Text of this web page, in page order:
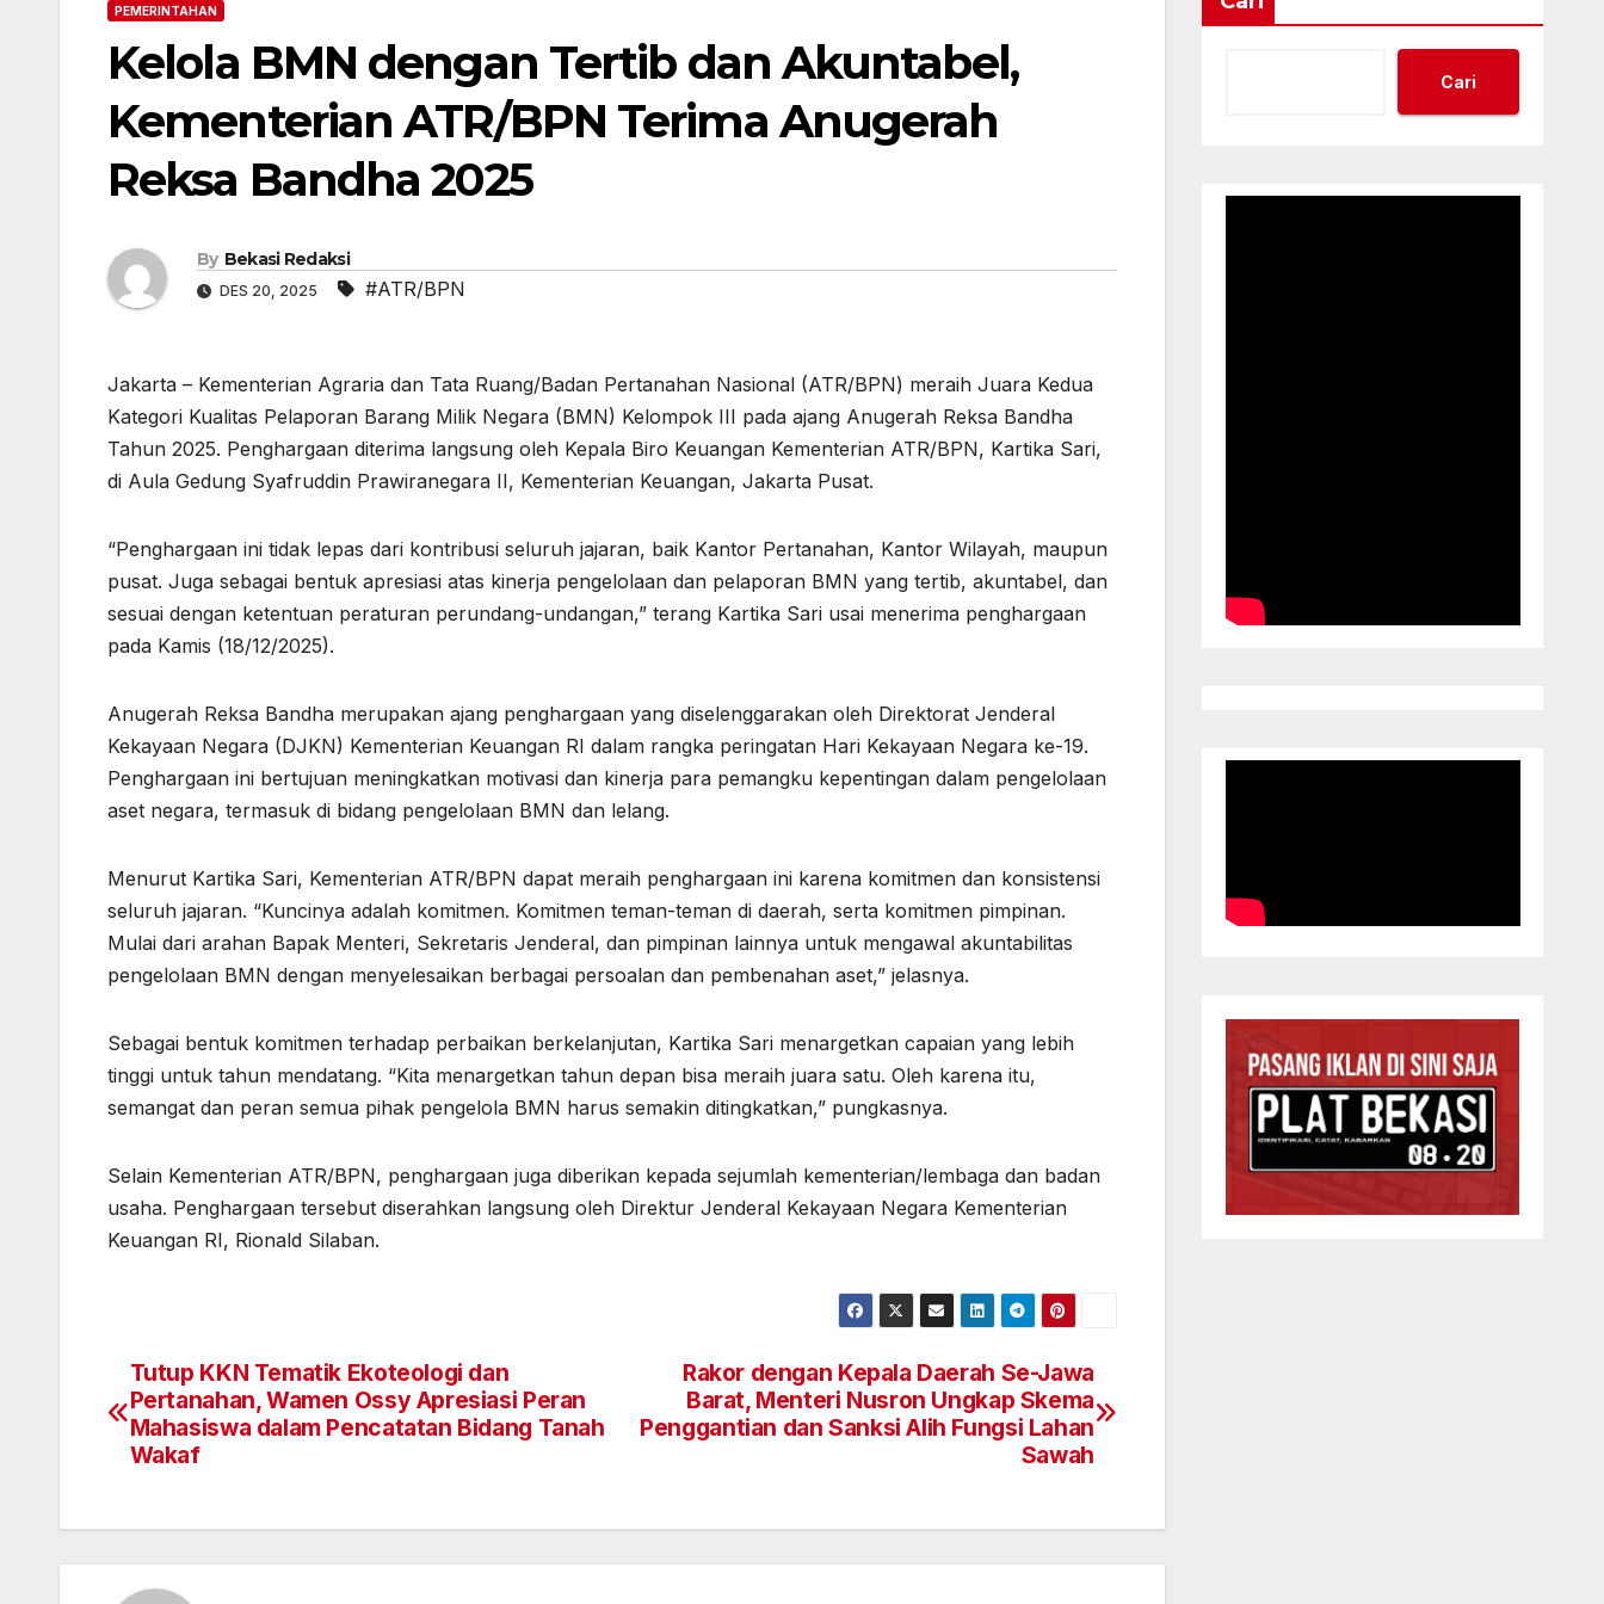
PEMERINTAHAN
Kelola BMN dengan Tertib dan Akuntabel,
Kementerian ATR/BPN Terima Anugerah
Reksa Bandha 2025
By Bekasi Redaksi
DES 20, 2025 #ATR/BPN
Jakarta – Kementerian Agraria dan Tata Ruang/Badan Pertanahan Nasional (ATR/BPN) meraih Juara Kedua
Kategori Kualitas Pelaporan Barang Milik Negara (BMN) Kelompok III pada ajang Anugerah Reksa Bandha
Tahun 2025. Penghargaan diterima langsung oleh Kepala Biro Keuangan Kementerian ATR/BPN, Kartika Sari,
di Aula Gedung Syafruddin Prawiranegara II, Kementerian Keuangan, Jakarta Pusat.
“Penghargaan ini tidak lepas dari kontribusi seluruh jajaran, baik Kantor Pertanahan, Kantor Wilayah, maupun
pusat. Juga sebagai bentuk apresiasi atas kinerja pengelolaan dan pelaporan BMN yang tertib, akuntabel, dan
sesuai dengan ketentuan peraturan perundang-undangan,” terang Kartika Sari usai menerima penghargaan
pada Kamis (18/12/2025).
Anugerah Reksa Bandha merupakan ajang penghargaan yang diselenggarakan oleh Direktorat Jenderal
Kekayaan Negara (DJKN) Kementerian Keuangan RI dalam rangka peringatan Hari Kekayaan Negara ke-19.
Penghargaan ini bertujuan meningkatkan motivasi dan kinerja para pemangku kepentingan dalam pengelolaan
aset negara, termasuk di bidang pengelolaan BMN dan lelang.
Menurut Kartika Sari, Kementerian ATR/BPN dapat meraih penghargaan ini karena komitmen dan konsistensi
seluruh jajaran. “Kuncinya adalah komitmen. Komitmen teman-teman di daerah, serta komitmen pimpinan.
Mulai dari arahan Bapak Menteri, Sekretaris Jenderal, dan pimpinan lainnya untuk mengawal akuntabilitas
pengelolaan BMN dengan menyelesaikan berbagai persoalan dan pembenahan aset,” jelasnya.
Sebagai bentuk komitmen terhadap perbaikan berkelanjutan, Kartika Sari menargetkan capaian yang lebih
tinggi untuk tahun mendatang. “Kita menargetkan tahun depan bisa meraih juara satu. Oleh karena itu,
semangat dan peran semua pihak pengelola BMN harus semakin ditingkatkan,” pungkasnya.
Selain Kementerian ATR/BPN, penghargaan juga diberikan kepada sejumlah kementerian/lembaga dan badan
usaha. Penghargaan tersebut diserahkan langsung oleh Direktur Jenderal Kekayaan Negara Kementerian
Keuangan RI, Rionald Silaban.
Navigasi
pos
Rakor dengan Kepala Daerah Se-Jawa
Barat, Menteri Nusron Ungkap Skema
Penggantian dan Sanksi Alih Fungsi Lahan
Sawah
Tutup KKN Tematik Ekoteologi dan
Pertanahan, Wamen Ossy Apresiasi Peran
Mahasiswa dalam Pencatatan Bidang Tanah
Wakaf
Cari